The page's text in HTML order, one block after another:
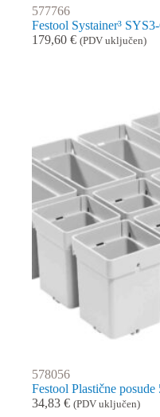
577766
Festool Systainer³
179,60 € (PDV uključen)
578056
Festool Plastične
34,83 € (PDV uključen)